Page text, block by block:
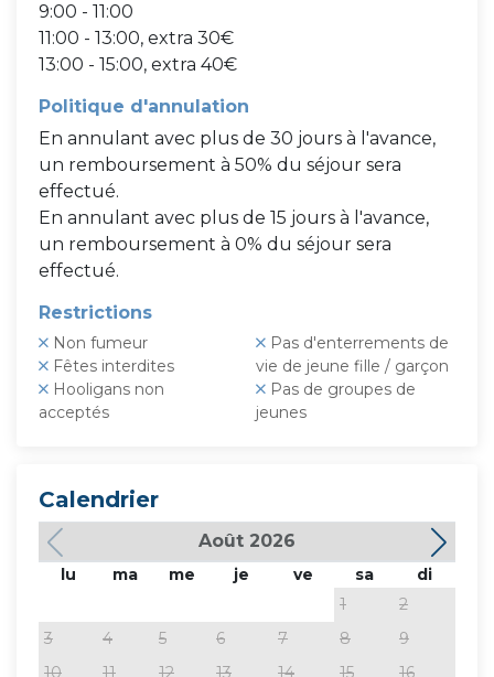
9:00 - 11:00
11:00 - 13:00, extra 30€
13:00 - 15:00, extra 40€
Politique d'annulation
En annulant avec plus de 30 jours à l'avance,
un remboursement à 50% du séjour sera
effectué.
En annulant avec plus de 15 jours à l'avance,
un remboursement à 0% du séjour sera
effectué.
Restrictions
Non fumeur
Fêtes interdites
acceptés
vie de jeune fille / garçon
jeunes
Calendrier
Août 2026
lu ma me je ve sa
di
1
2
3
4 5 6 7 8
9
10
11 12 13 14 15
16